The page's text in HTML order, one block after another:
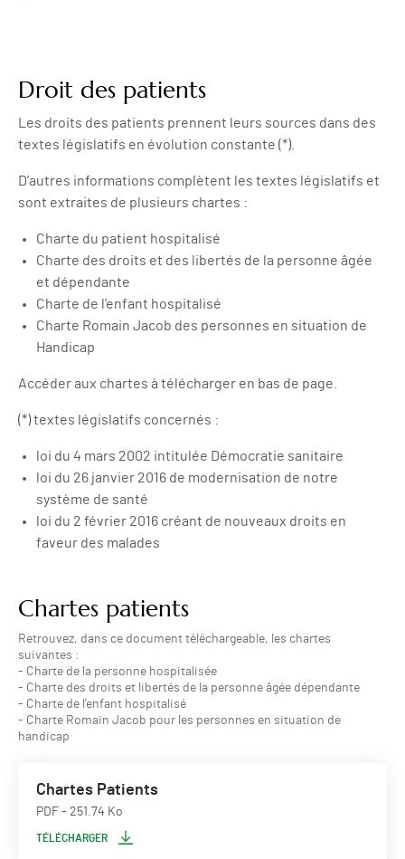
Droit des patients
Les droits des patients prennent leurs sources dans des
textes législatifs en évolution constante (*).
D’autres informations complètent les textes législatifs et
sont extraites de plusieurs chartes :
Charte du patient hospitalisé
Charte des droits et des libertés de la personne âgée
et dépendante
Charte de l’enfant hospitalisé
Charte Romain Jacob des personnes en situation de
Handicap
Accéder aux chartes à télécharger en bas de page.
(*) textes législatifs concernés :
loi du 4 mars 2002 intitulée Démocratie sanitaire
loi du 26 janvier 2016 de modernisation de notre
système de santé
loi du 2 février 2016 créant de nouveaux droits en
faveur des malades
Chartes patients
Retrouvez, dans ce document téléchargeable, les chartes
suivantes :
- Charte de la personne hospitalisée
- Charte des droits et libertés de la personne âgée dépendante
- Charte de l'enfant hospitalisé
- Charte Romain Jacob pour les personnes en situation de
handicap
Chartes Patients
PDF - 251.74 Ko
TÉLÉCHARGER